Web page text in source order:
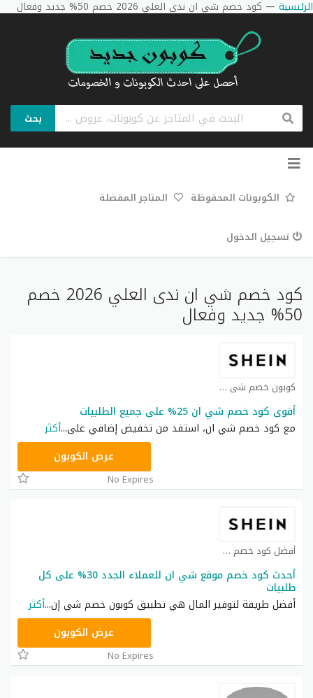
الرئيسية — كود خصم شي ان ندى العلي 2026 خصم 50% جديد وفعال
بحث
تخطي
الكوبونات المحفوظة المتاجر المفضلة
تسجيل الدخول
كود خصم شي ان ندى العلي 2026 خصم
50% جديد وفعال
كوبون خصم شي ان كوبون
أقوى كود خصم شي ان 25% على جميع الطلبيات
مع كود خصم شي ان، استفد من تخفيض إضافي على...أكثر
عرض الكوبون
No Expires
أفضل كود خصم شي ان كوبون
أحدث كود خصم موقع شي ان للعملاء الجدد 30% على كل
طلبيات
أفضل طريقة لتوفير المال هي تطبيق كوبون خصم شي إن...أكثر
عرض الكوبون
No Expires